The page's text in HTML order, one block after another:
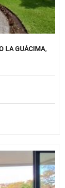
LA GUÁCIMA,